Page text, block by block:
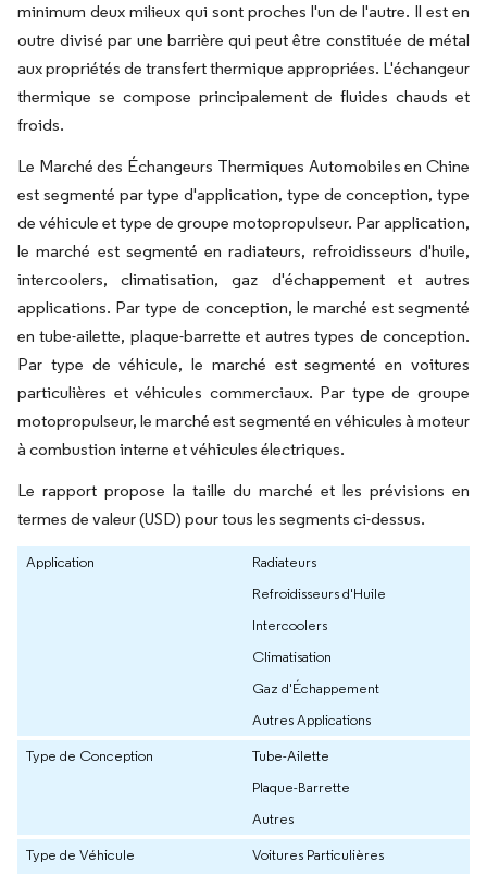
minimum deux milieux qui sont proches l'un de l'autre. Il est en
outre divisé par une barrière qui peut être constituée de métal
aux propriétés de transfert thermique appropriées. L'échangeur
thermique se compose principalement de fluides chauds et
froids.
Le Marché des Échangeurs Thermiques Automobiles en Chine
est segmenté par type d'application, type de conception, type
de véhicule et type de groupe motopropulseur. Par application,
le marché est segmenté en radiateurs, refroidisseurs d'huile,
intercoolers, climatisation, gaz d'échappement et autres
applications. Par type de conception, le marché est segmenté
en tube-ailette, plaque-barrette et autres types de conception.
Par type de véhicule, le marché est segmenté en voitures
particulières et véhicules commerciaux. Par type de groupe
motopropulseur, le marché est segmenté en véhicules à moteur
à combustion interne et véhicules électriques.
Le rapport propose la taille du marché et les prévisions en
termes de valeur (USD) pour tous les segments ci-dessus.
Application
Radiateurs
Refroidisseurs d'Huile
Intercoolers
Climatisation
Gaz d'Échappement
Autres Applications
Type de Conception
Tube-Ailette
Plaque-Barrette
Autres
Type de Véhicule
Voitures Particulières